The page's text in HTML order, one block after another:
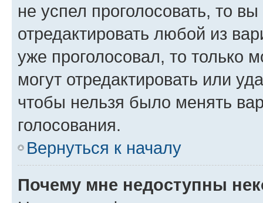
не успел проголосовать, то
отредактировать любой из
уже проголосовал, то только
могут отредактировать или
чтобы нельзя было менять
голосования.
Вернуться к началу
Почему мне недоступны